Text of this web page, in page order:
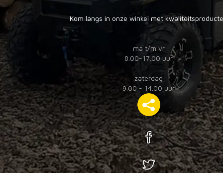
Kom langs in onze winkel met
ma t/m vr
8.00-17.00 uur
zaterdag
9.00 - 14.00 uur